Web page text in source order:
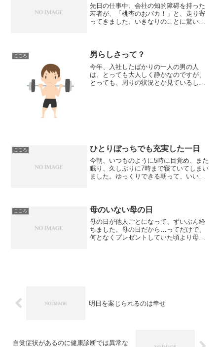
先日の仕事中、会社の知的障碍を持った
若者が、「桃杏のおバカ！」と、走り寄
ってきました。いきなりのことに驚いた
からずに、突然、大きな声...
こころ 男らしさって？
今年、入社したばかりの一人の男の人
は、とっても大人しく静かなのですが、
とっても、周りの状況とか見ているし、
こころ ひとりぼっちでも充実した一日
今朝、いつものように5時に目覚め、また
眠り、久しぶりに7時まで寝ていてしまい
ました。ゆっくりできる朝って、いいも
カットに行こうと思...
こころ 母のいない母の日
母の日が他人ごとになって、ずいぶん経
ちました。母の日だから…ってだけで、
何となくプレゼントしていた頃より母に
明日を案じられるのは幸せ
自覚症状があるのに健康診断では異常な